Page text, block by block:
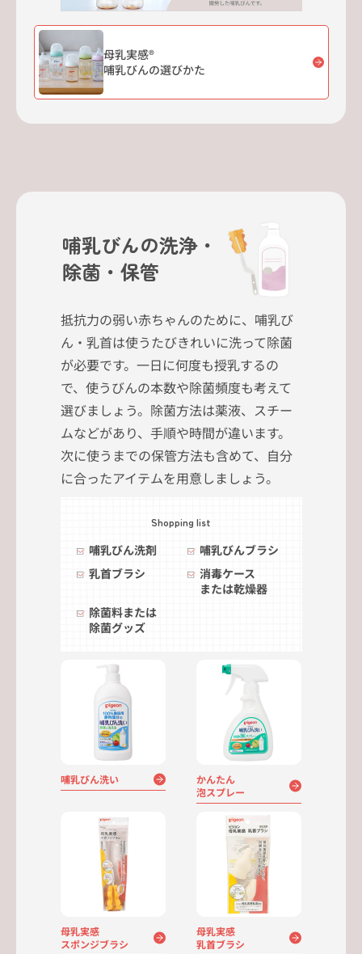
母乳実感®
哺乳びんの選びかた
哺乳びんの洗浄・
除菌・保管
抵抗力の弱い赤ちゃんのために、哺乳び
ん・乳首は使うたびきれいに洗って除菌
が必要です。一日に何度も授乳するの
で、使うびんの本数や除菌頻度も考えて
選びましょう。除菌方法は薬液、スチー
ムなどがあり、手順や時間が違います。
次に使うまでの保管方法も含めて、自分
に合ったアイテムを用意しましょう。
Shopping list
哺乳びん洗剤
哺乳びんブラシ
乳首ブラシ
消毒ケース
または乾燥器
除菌料または
除菌グッズ
哺乳びん洗い
かんたん
泡スプレー
母乳実感
スポンジブラシ
母乳実感
乳首ブラシ